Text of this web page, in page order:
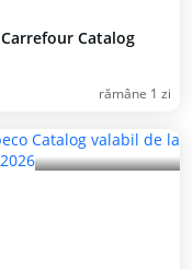
Carrefour Catalog
rămâne 1 zi